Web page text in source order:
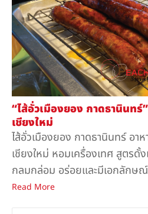
“ไส้อั่วเมืองยอง กาดธานินทร์
เชียงใหม่
ไส้อั่วเมืองยอง กาดธานินทร์ อา
เชียงใหม่ หอมเครื่องเทศ สูตรดั้
กลมกล่อม อร่อยและมีเอกลักษณ์
Read More